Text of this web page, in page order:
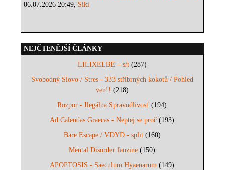
06.07.2026 20:49, Siki
NEJČTENĚJŠÍ ČLÁNKY
LILIXELBE – s/t(287)
Svobodný Slovo / Stres - 333 stříbrných kokotů / Pohled
ven!! (218)
Rozpor - Ilegálna Spravodlivosť (194)
Ad Calendas Graecas - Neptej se proč (193)
Bare Escape / VDYD - split(160)
Mental Disorder fanzine (150)
APOPTOSIS - Saeculum Hyaenarum (149)